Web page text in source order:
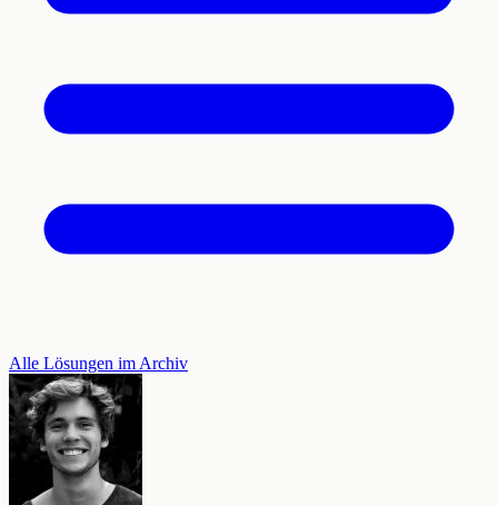
Alle Lösungen im Archiv